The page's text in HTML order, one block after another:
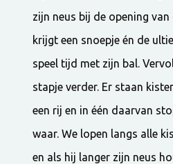
zijn neus bij de opening
krijgt een snoepje én de
speel tijd met zijn bal.
stapje verder. Er staan
een rij en in één daarvan
waar. We lopen langs alle
en als hij langer zijn neus